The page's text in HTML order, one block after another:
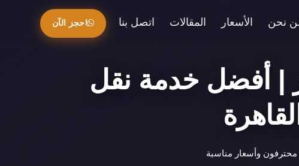
نحن الأسعار المقالات اتصل بنا احجز الآن
| أفضل خدمة نقل
وأسعار مناسبة